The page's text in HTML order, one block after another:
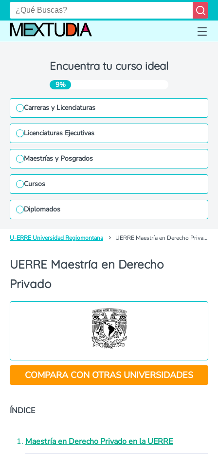
Encuentra tu curso ideal
9%
Carreras y Licenciaturas
Licenciaturas Ejecutivas
Maestrías y Posgrados
Cursos
Diplomados
U-ERRE Universidad Regiomontana UERRE Maestría en Derecho Privado
UERRE Maestría en Derecho
Privado
COMPARA CON OTRAS UNIVERSIDADES
ÍNDICE
Maestría en Derecho Privado en la UERRE